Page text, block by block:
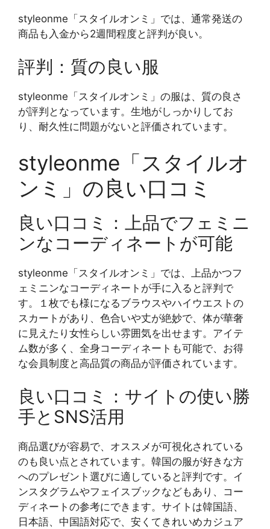
styleonme「スタイルオンミ」では、通常発送の
商品も入金から2週間程度と評判が良い。
評判：質の良い服
styleonme「スタイルオンミ」の服は、質の良さ
が評判となっています。生地がしっかりしてお
り、耐久性に問題がないと評価されています。
styleonme「スタイルオ
ンミ」の良い口コミ
良い口コミ：上品でフェミニ
ンなコーディネートが可能
styleonme「スタイルオンミ」では、上品かつフ
ェミニンなコーディネートが手に入ると評判で
す。１枚でも様になるブラウスやハイウエストの
スカートがあり、色合いや丈が絶妙で、体が華奢
に見えたり女性らしい雰囲気を出せます。アイテ
ム数が多く、全身コーディネートも可能で、お得
な会員制度と高品質の商品が評価されています。
良い口コミ：サイトの使い勝
手とSNS活用
商品選びが容易で、オススメが可視化されている
のも良い点とされています。韓国の服が好きな方
へのプレゼント選びに適していると評判です。イ
ンスタグラムやフェイスブックなどもあり、コー
ディネートの参考にできます。サイトは韓国語、
日本語、中国語対応で、安くてきれいめカジュア